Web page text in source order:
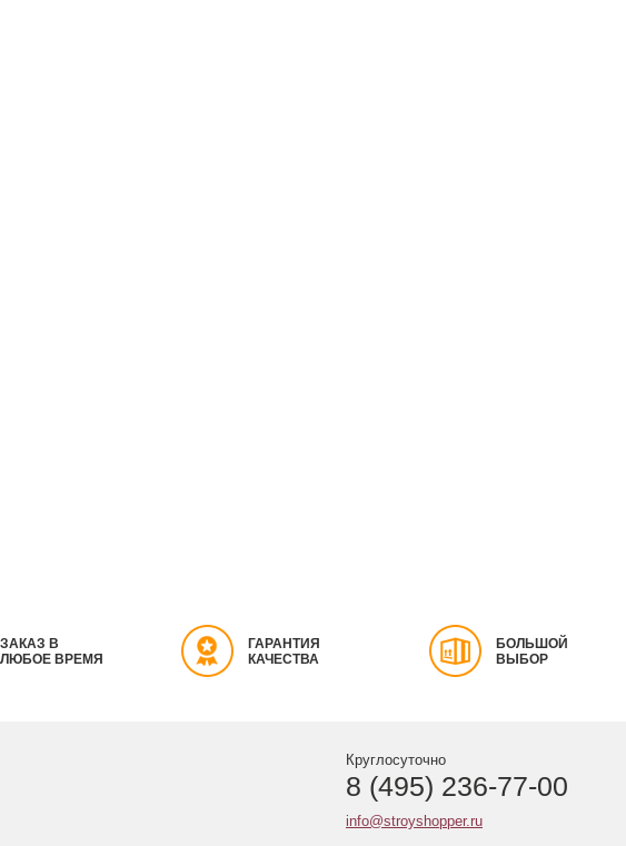
ЗАКАЗ В
ЛЮБОЕ ВРЕМЯ
ГАРАНТИЯ
КАЧЕСТВА
БОЛЬШОЙ
ВЫБОР
Круглосуточно
8 (495) 236-77-00
info@stroyshopper.ru